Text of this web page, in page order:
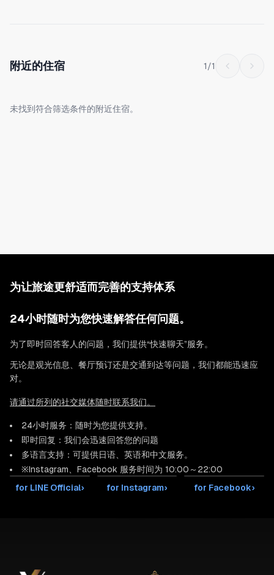
Yogibo是会贴合身体的“魔法”沙发。请在如天堂般的坐感中享受放
附近的住宿 1/1
未找到符合筛选条件的附近住宿。
为让旅途更舒适而完善的支持体系
24小时随时为您快速解答任何问题。
为了即时回答客人的问题，我们提供“快速聊天”服务。
无论是观光信息、餐厅预订还是交通到达等问题，我们都能迅速应
对。
请通过所列的社交媒体随时联系我们。
24小时服务：随时为您提供支持。
即时回复：我们会迅速回答您的问题
多语言支持：可提供日语、英语和中文服务。
※Instagram、Facebook 服务时间为 10:00～22:00
for LINE Official› for Instagram› for Facebook›